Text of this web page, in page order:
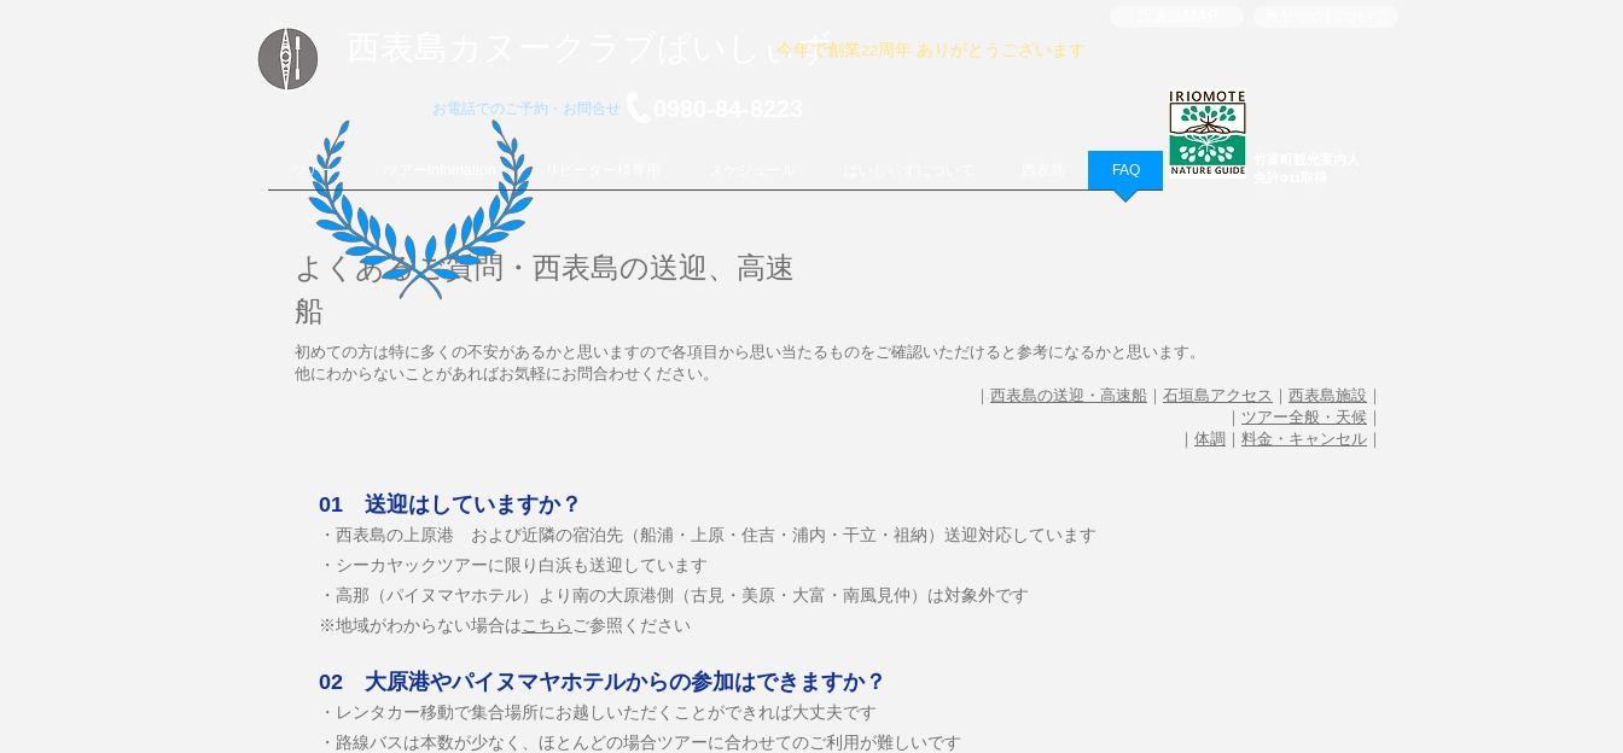
西表島カヌークラブぱいしぃず
お電話でのご予約・お問合せ
ツアー FAQ
今年で創業22周年 ありがとうございます
よくあるご質問・西表島の送迎、高速
船
初めての方は特に多くの不安があるかと思いますので各項目から思い当たるものをご確認いただけると参考になるかと思います。
他にわからないことがあればお気軽にお問合わせください。
｜ 西表島の送迎・高速船 ｜ 石垣島アクセス ｜ 西表島施設 ｜
｜ ツアー全般・天候 ｜
｜ 体調 ｜ 料金・キャンセル ｜
01 送迎はしていますか？
・​西表島の上原港 および近隣の宿泊先（船浦・上原・住吉・浦内・干立・祖納）送迎対応しています
・シーカヤックツアーに限り白浜も送迎しています
・高那（パイヌマヤホテル）より南の大原港側（古見・美原・大富・南風見仲）は対象外です
※地域がわからない場合はこちら ご参照ください
02 大原港やパイヌマヤホテルからの参加はできますか？
・​レンタカー移動で集合場所にお越しいただくことができれば大丈夫です
・路線バスは本数が少なく、ほとんどの場合ツアーに合わせてのご利用が難しいです